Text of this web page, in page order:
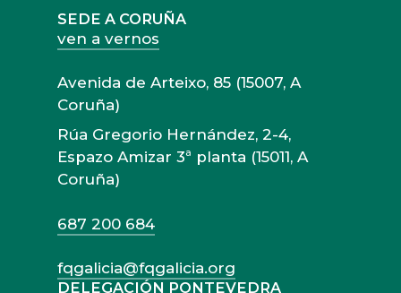
SEDE A CORUÑA
ven a vernos
Avenida de Arteixo, 85 (15007, A
Coruña)
Rúa Gregorio Hernández, 2-4,
Espazo Amizar 3ª planta (15011, A
Coruña)
687 200 684
fqgalicia@fqgalicia.org
DELEGACIÓN PONTEVEDRA